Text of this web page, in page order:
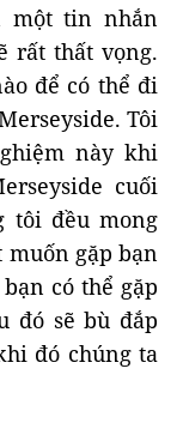
một tin nhắn
rất thất vọng.
để có thể đi
Tôi
này khi
cuối
tôi đều mong
gặp bạn
có thể gặp
đó sẽ bù đắp
đó chúng ta